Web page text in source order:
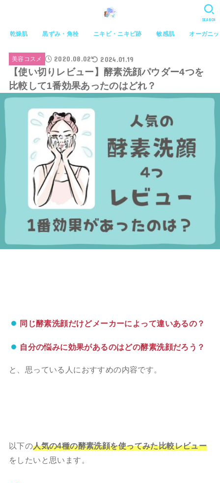
乾燥肌 黒ずみ・角栓 ニキビ・ニキビ跡 敏感肌 オーガニ
SEARCH
美容コスメ 2020.08.02 2024.01.19
【使い切りレビュー】酵素洗顔パウダー4つを
比較して1番効果あったのはどれ？
同じ酵素洗顔だけどメーカーによって違いあるの？
自分の悩みに効果があるのはどの酵素洗顔だろう？
と、思っている人におすすめの内容です。
以下の人気の4種の酵素洗顔を使ってみた比較レビュー
をしたいと思います。